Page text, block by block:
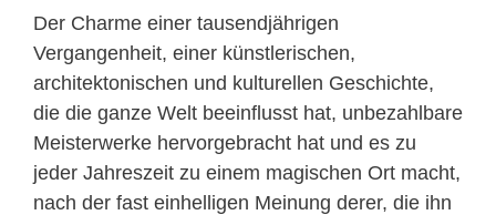
Der Charme einer tausendjährigen
Vergangenheit, einer künstlerischen,
architektonischen und kulturellen Geschichte,
die die ganze Welt beeinflusst hat, unbezahlbare
Meisterwerke hervorgebracht hat und es zu
jeder Jahreszeit zu einem magischen Ort macht,
nach der fast einhelligen Meinung derer, die ihn